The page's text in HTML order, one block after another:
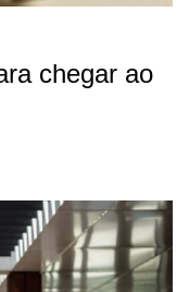
chegar ao